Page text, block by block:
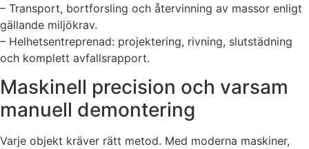
– Transport, bortforsling och återvinning av massor enligt
gällande miljökrav.
– Helhetsentreprenad: projektering, rivning, slutstädning
och komplett avfallsrapport.
Maskinell precision och varsam
manuell demontering
Varje objekt kräver rätt metod. Med moderna maskiner,